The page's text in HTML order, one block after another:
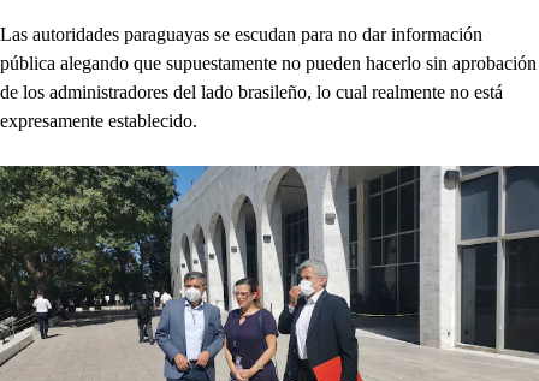
Las autoridades paraguayas se escudan para no dar información
pública alegando que supuestamente no pueden hacerlo sin aprobación
de los administradores del lado brasileño, lo cual realmente no está
expresamente establecido.